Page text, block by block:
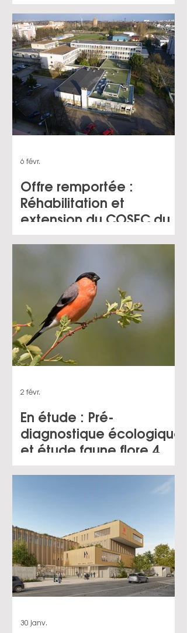
Blanc-Mesnil (93)
Offre remportée :
Réhabilitation et
extension du COSEC du
Gros Saule à Aulnay-
sous-Bois (93) pour le
compte de SPL Séquano
Grand Paris
6 févr.
En étude : Pré-
diagnostique écologique
et étude faune flore 4
saisons à Poissy (78)
2 févr.
30 janv.